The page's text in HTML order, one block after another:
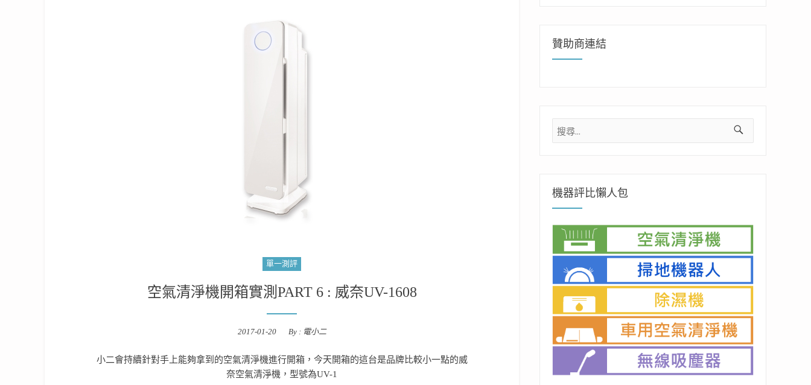
單一測評
空氣清淨機開箱實測PART 6 : 威奈UV-1608
Posted
2017-01-20 By : 電小二
小二會持續針對手上能夠拿到的空氣清淨機進行開箱，今天開箱的這台是品牌比較小一點的威
奈空氣清淨機，型號為UV-1
贊助商連結
搜
機器評比懶人包